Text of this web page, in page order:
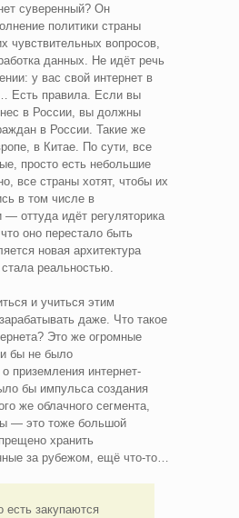
суверенный? Он
политики страны
чувствительных вопросов,
данных. Не идёт речь
у вас свой интернет в
Есть правила. Если вы
в России, вы должны
в России. Такие же
в Китае. По сути, все
просто есть небольшие
все страны хотят, чтобы их
в том числе в
— оттуда идёт регуляторика
оно перестало быть
новая архитектура
реальностью.
и учиться этим
даже. Что такое
Это же огромные
бы не было
приземления интернет-
бы импульса создания
же облачного сегмента,
— это тоже большой
хранить
за рубежом, ещё что-то…
есть закупаются